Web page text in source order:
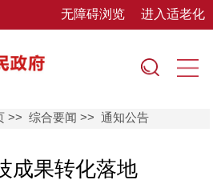
无障碍浏览 进入适老化
>>综合要闻 >>通知公告
成果转化落地